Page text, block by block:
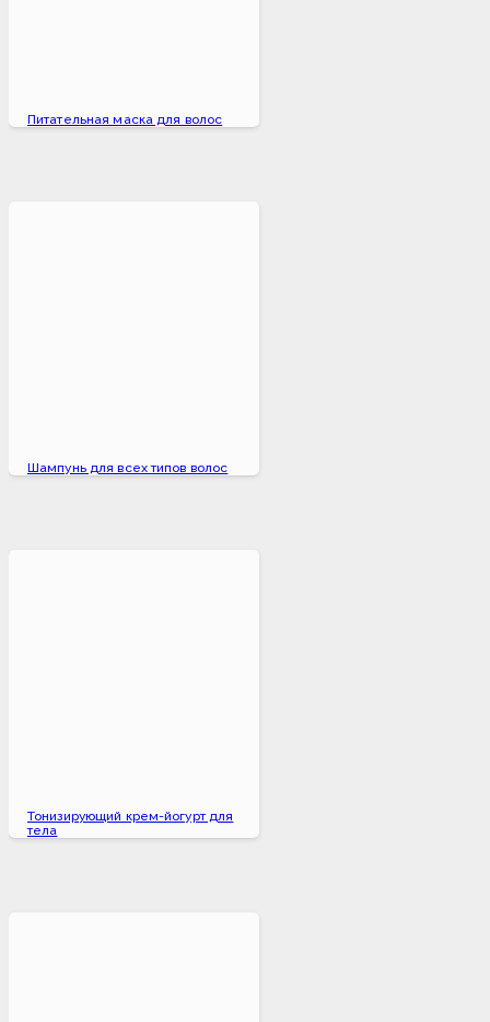
Питательная маска для волос
Шампунь для всех типов волос
Тонизирующий крем-йогурт для
тела